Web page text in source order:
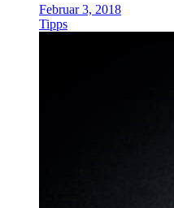
Februar 3, 2018
Tipps